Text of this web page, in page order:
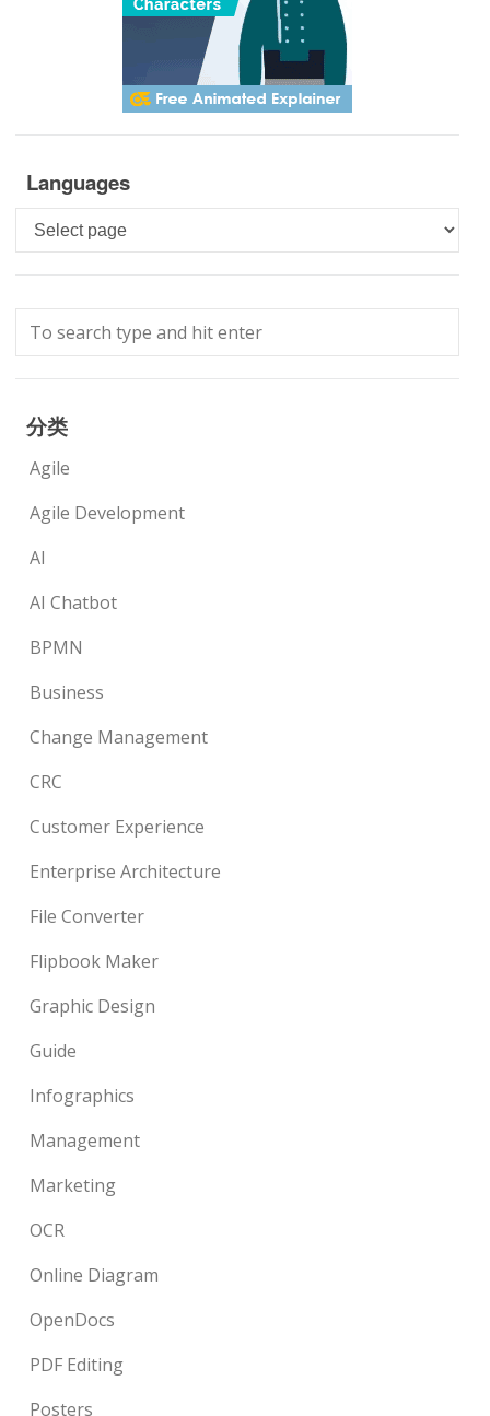
Languages
Languages
分类
Agile
Agile Development
AI
AI Chatbot
BPMN
Business
Change Management
CRC
Customer Experience
Enterprise Architecture
File Converter
Flipbook Maker
Graphic Design
Guide
Infographics
Management
Marketing
OCR
Online Diagram
OpenDocs
PDF Editing
Posters